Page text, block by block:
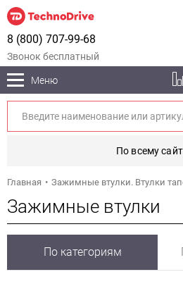
8 (800) 707-99-68
Звонок бесплатный
Меню
По всему
Главная Зажимные втулки. Втулки
Зажимные втулки
По категориям